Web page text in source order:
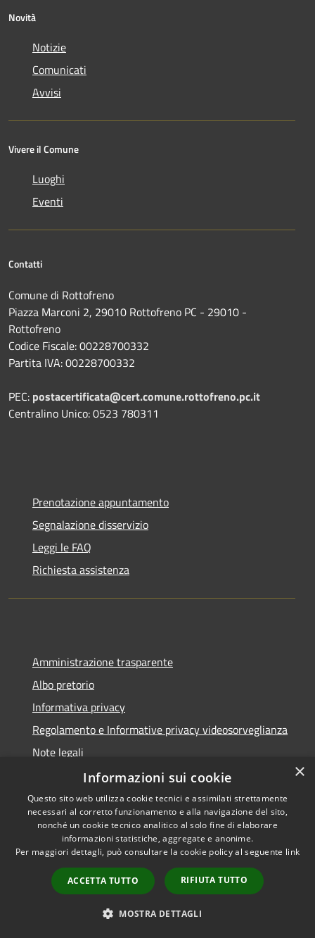
Novità
Notizie
Comunicati
Avvisi
Vivere il Comune
Luoghi
Eventi
Contatti
Comune di Rottofreno
Piazza Marconi 2, 29010 Rottofreno PC - 29010 -
Rottofreno
Codice Fiscale: 00228700332
Partita IVA: 00228700332
PEC: postacertificata@cert.comune.rottofreno.pc.it
Centralino Unico: 0523 780311
Prenotazione appuntamento
Segnalazione disservizio
Leggi le FAQ
Richiesta assistenza
Amministrazione trasparente
Albo pretorio
Informativa privacy
Regolamento e Informative privacy videosorveglianza
Note legali
Dichiarazione di accessibilità
RSS
Accessibilità
Copyright © 2026 • Comune di
Municipium•
Accesso
redazione
×
Informazioni sui cookie
Questo sito web utilizza cookie tecnici e assimilati strettamente
necessari al corretto funzionamento e alla navigazione del sito,
nonché un cookie tecnico analitico al solo fine di elaborare
informazioni statistiche, aggregate e anonime.
Per maggiori dettagli, può consultare la cookie policy al seguente link
ACCETTA TUTTO RIFIUTA TUTTO
MOSTRA DETTAGLI